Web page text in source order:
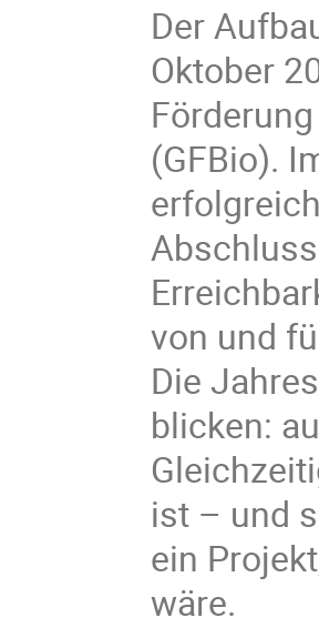
Der
Oktober
(GFBio).
von und
Die
blicken:
ist – und
ein
wäre.